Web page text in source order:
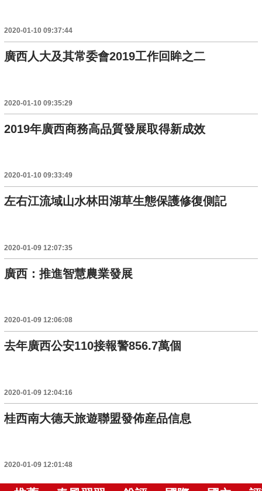
2020-01-10 09:37:44
廣西人大及其常委會2019工作回眸之二
2020-01-10 09:35:29
2019年廣西商務高品質發展取得新成效
2020-01-10 09:33:49
左右江流域山水林田湖草生態保護修復側記
2020-01-09 12:07:35
廣西：推進智慧農業發展
2020-01-09 12:06:08
去年廣西公安110接報警856.7萬個
2020-01-09 12:04:16
桂西南大德天旅遊聯盟發佈産品信息
2020-01-09 12:01:48